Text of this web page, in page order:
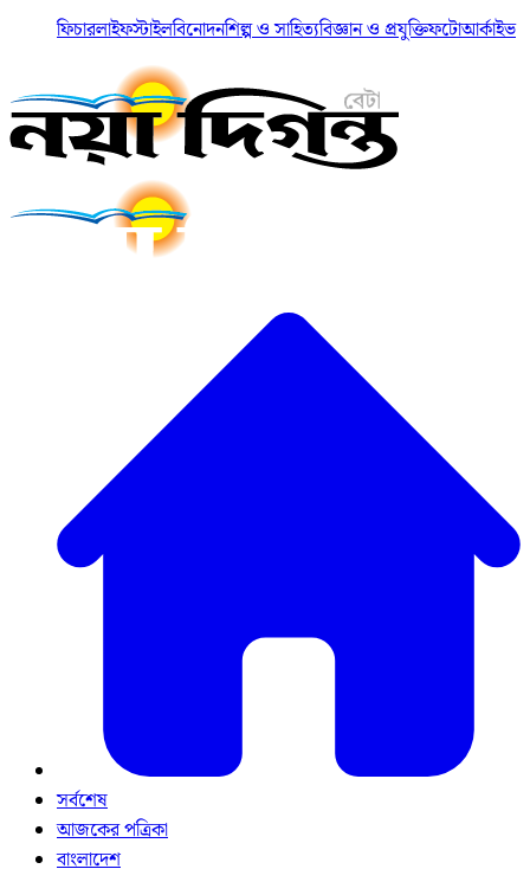
ফিচারলাইফস্টাইলবিনোদনশিল্প ও সাহিত্যবিজ্ঞান ও প্রযুক্তিফটোআর্কাইভ
সর্বশেষ
আজকের পত্রিকা
বাংলাদেশ